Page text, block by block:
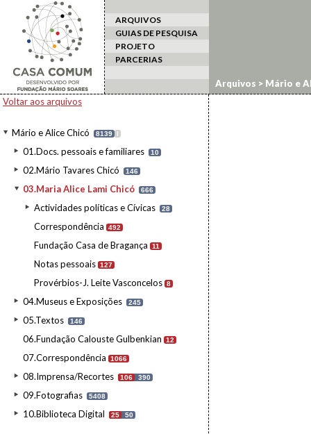
ARQUIVOS
GUIAS DE PESQUISA
PROJETO
PARCERIAS
Voltar aos arquivos
Mário e Alice Chicó 8139 I
01.Docs. pessoais e familiares 10
02.Mário Tavares Chicó 146
03.Maria Alice Lami Chicó 666
Actividades políticas e Cívicas 28
Correspondência 492
Fundação Casa de Bragança 11
Notas pessoais 127
Provérbios-J. Leite Vasconcelos 8
04.Museus e Exposições 245
05.Textos 146
06.Fundação Calouste Gulbenkian 12
07.Correspondência 1066
08.Imprensa/Recortes 106 390
09.Fotografias 5408
10.Biblioteca Digital 25 50
Arquivos > Mário e